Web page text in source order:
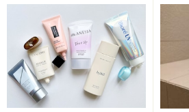
なお、コンシーラーは指で広げる
してしまう原因にも。肌にのせた
きこむように均一に塗布しましょ